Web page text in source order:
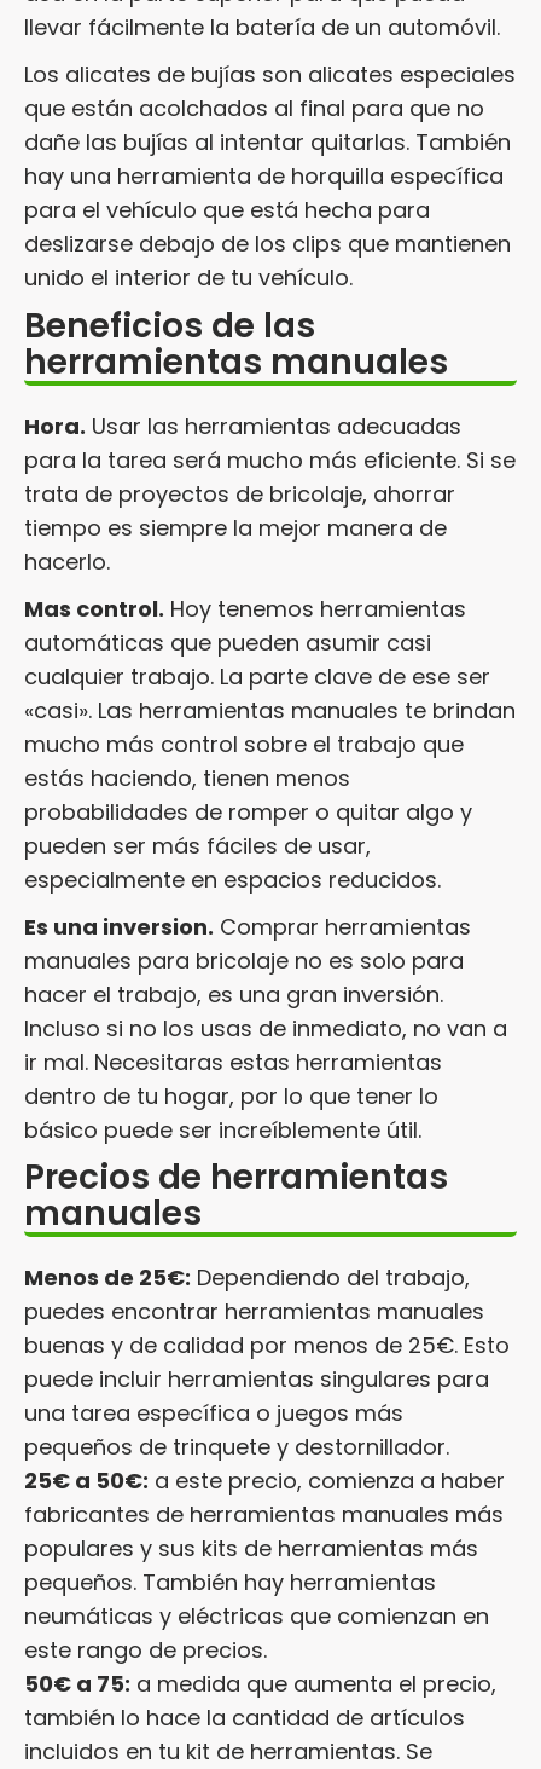
llevar fácilmente la batería de un automóvil.
Los alicates de bujías son alicates especiales
que están acolchados al final para que no
dañe las bujías al intentar quitarlas. También
hay una herramienta de horquilla específica
para el vehículo que está hecha para
deslizarse debajo de los clips que mantienen
unido el interior de tu vehículo.
Beneficios de las
herramientas manuales
Hora. Usar las herramientas adecuadas
para la tarea será mucho más eficiente. Si se
trata de proyectos de bricolaje, ahorrar
tiempo es siempre la mejor manera de
hacerlo.
Mas control. Hoy tenemos herramientas
automáticas que pueden asumir casi
cualquier trabajo. La parte clave de ese ser
«casi». Las herramientas manuales te brindan
mucho más control sobre el trabajo que
estás haciendo, tienen menos
probabilidades de romper o quitar algo y
pueden ser más fáciles de usar,
especialmente en espacios reducidos.
Es una inversion. Comprar herramientas
manuales para bricolaje no es solo para
hacer el trabajo, es una gran inversión.
Incluso si no los usas de inmediato, no van a
ir mal. Necesitaras estas herramientas
dentro de tu hogar, por lo que tener lo
básico puede ser increíblemente útil.
Precios de herramientas
manuales
Menos de 25€: Dependiendo del trabajo,
puedes encontrar herramientas manuales
buenas y de calidad por menos de 25€. Esto
puede incluir herramientas singulares para
una tarea específica o juegos más
pequeños de trinquete y destornillador.
25€ a 50€: a este precio, comienza a haber
fabricantes de herramientas manuales más
populares y sus kits de herramientas más
pequeños. También hay herramientas
neumáticas y eléctricas que comienzan en
este rango de precios.
50€ a 75: a medida que aumenta el precio,
también lo hace la cantidad de artículos
incluidos en tu kit de herramientas. Se